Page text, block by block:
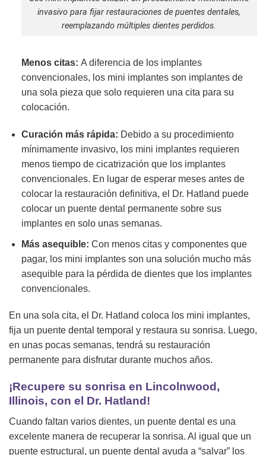
invasivo para fijar restauraciones de puentes dentales,
reemplazando múltiples dientes perdidos.
Menos citas: A diferencia de los implantes
convencionales, los mini implantes son implantes de
una sola pieza que solo requieren una cita para su
colocación.
Curación más rápida: Debido a su procedimiento
mínimamente invasivo, los mini implantes requieren
menos tiempo de cicatrización que los implantes
convencionales. En lugar de esperar meses antes de
colocar la restauración definitiva, el Dr. Hatland puede
colocar un puente dental permanente sobre sus
implantes en solo unas semanas.
Más asequible: Con menos citas y componentes que
pagar, los mini implantes son una solución mucho más
asequible para la pérdida de dientes que los implantes
convencionales.
En una sola cita, el Dr. Hatland coloca los mini implantes,
fija un puente dental temporal y restaura su sonrisa. Luego,
en unas pocas semanas, tendrá su restauración
permanente para disfrutar durante muchos años.
¡Recupere su sonrisa en Lincolnwood,
Illinois, con el Dr. Hatland!
Cuando faltan varios dientes, un puente dental es una
excelente manera de recuperar la sonrisa. Al igual que un
puente estructural, un puente dental ayuda a “salvar” los